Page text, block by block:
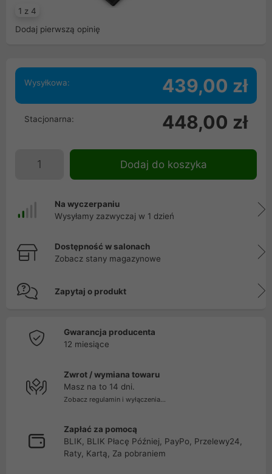
1 z 4
Dodaj pierwszą opinię
Wysyłkowa: 439,00 zł
Stacjonarna: 448,00 zł
Dodaj do koszyka
Na wyczerpaniu
Wysyłamy zazwyczaj w 1 dzień
Dostępność w salonach
Zobacz stany magazynowe
Zapytaj o produkt
Gwarancja producenta
12 miesiące
Zwrot / wymiana towaru
Masz na to 14 dni.
Zobacz regulamin i wyłączenia...
Zapłać za pomocą
BLIK, BLIK Płacę Później, PayPo, Przelewy24,
Raty, Kartą, Za pobraniem